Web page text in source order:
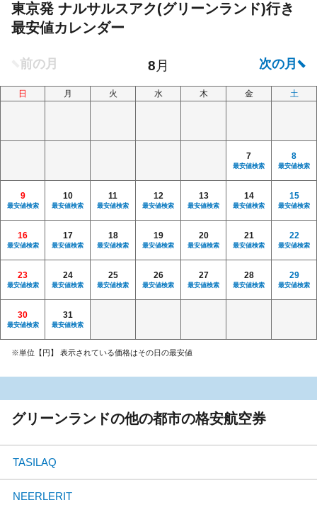
東京発 ナルサルスアク(グリーンランド)行き
最安値カレンダー
日 月 火 水 木 金 土
7
最安値検索
8
最安値検索
9
最安値検索
10
最安値検索
11
最安値検索
12
最安値検索
13
最安値検索
14
最安値検索
15
最安値検索
16
最安値検索
17
最安値検索
18
最安値検索
19
最安値検索
20
最安値検索
21
最安値検索
22
最安値検索
23
最安値検索
24
最安値検索
25
最安値検索
26
最安値検索
27
最安値検索
28
最安値検索
29
最安値検索
30
最安値検索
31
最安値検索
※単位【円】 表示されている価格はその日の最安値
グリーンランドの他の都市の格安航空券
TASILAQ
NEERLERIT